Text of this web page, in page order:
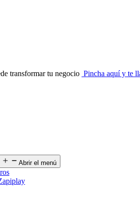
transformar tu negocio Pincha aquí y te
Abrir el menú